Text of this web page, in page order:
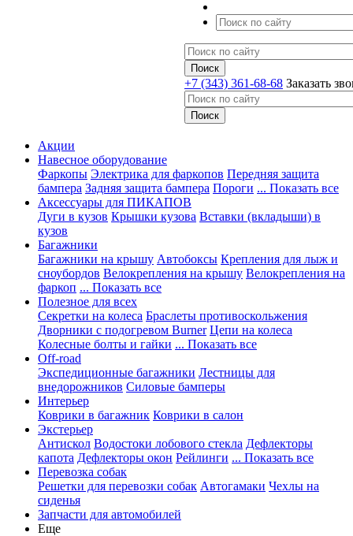
+7 (343) 361-68-68 Заказать
Акции
Навесное оборудование
Фаркопы Электрика для фаркопов Передняя защита
бампера Задняя защита бампера Пороги ... Показать все
Аксессуары для ПИКАПОВ
Дуги в кузов Крышки кузова Вставки (вкладыши) в
кузов
Багажники
Багажники на крышу Автобоксы Крепления для лыж и
сноубордов Велокрепления на крышу Велокрепления на
фаркоп ... Показать все
Полезное для всех
Секретки на колеса Браслеты противоскольжения
Дворники с подогревом Burner Цепи на колеса
Колесные болты и гайки ... Показать все
Off-road
Экспедиционные багажники Лестницы для
внедорожников Силовые бамперы
Интерьер
Коврики в багажник Коврики в салон
Экстерьер
Антискол Водостоки лобового стекла Дефлекторы
капота Дефлекторы окон Рейлинги ... Показать все
Перевозка собак
Решетки для перевозки собак Автогамаки Чехлы на
сиденья
Запчасти для автомобилей
Еще